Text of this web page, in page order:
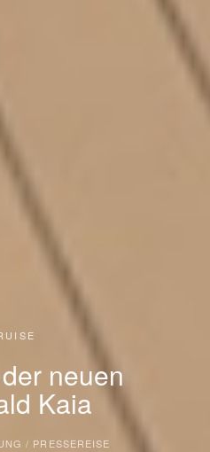
neuen
Kaia
/ PRESSEREISE